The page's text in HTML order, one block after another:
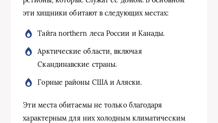
эти хищники обитают в следующих местах:
Тайга northern леса России и Канады.
Арктические области, включая
Скандинавские страны.
Горные районы США и Аляски.
Эти места обитаемы не только благодаря
характерным для них холодным климатическим